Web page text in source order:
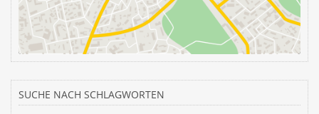
SUCHE NACH SCHLAGWORTEN